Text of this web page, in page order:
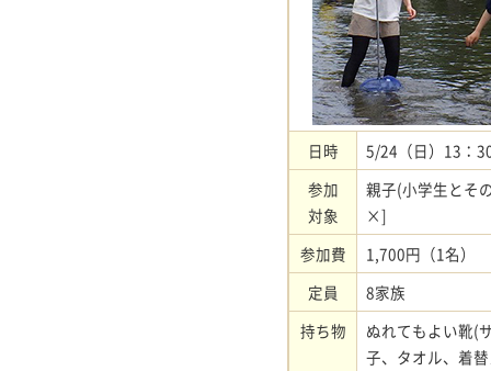
日時
5/24（日）13：
参加
対象
親子(小学生とそ
×]
参加費
1,700円（1名）
定員
8家族
持ち物
ぬれてもよい靴(
子、タオル、着